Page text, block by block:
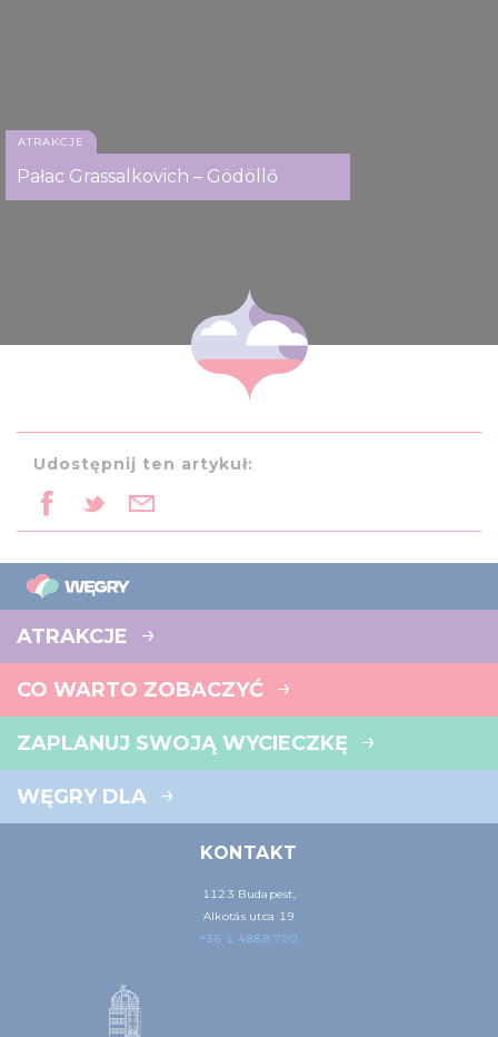
ATRAKCJE
Pałac Grassalkovich – Gödöllő
Udostępnij ten artykuł:
ATRAKCJE
CO WARTO ZOBACZYĆ
ZAPLANUJ SWOJĄ WYCIECZKĘ
WĘGRY DLA
KONTAKT
1123 Budapest,
Alkotás utca 19
+36 1 4888 700